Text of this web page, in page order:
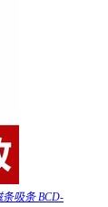
吸条 BCD-